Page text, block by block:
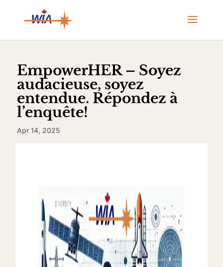
EmpowerHER – Soyez
audacieuse, soyez
entendue. Répondez à
l’enquête!
Apr 14, 2025